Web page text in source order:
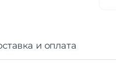
и оплата